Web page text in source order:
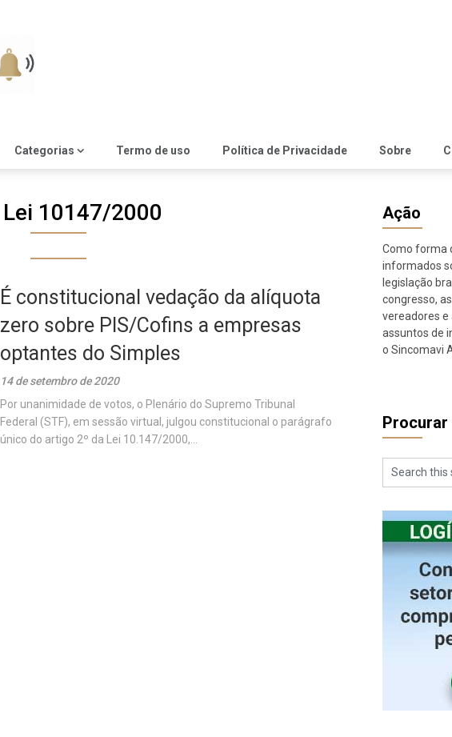
Categorias Termo de uso Política de Privacidade Sobre
Lei 10147/2000
É constitucional vedação da alíquota
zero sobre PIS/Cofins a empresas
optantes do Simples
14 de setembro de 2020
Por unanimidade de votos, o Plenário do Supremo Tribunal
Federal (STF), em sessão virtual, julgou constitucional o parágrafo
único do artigo 2º da Lei 10.147/2000,...
Ação
Como forma
informados
legislação
congresso,
vereadores e
assuntos de
o Sincomavi
Procurar